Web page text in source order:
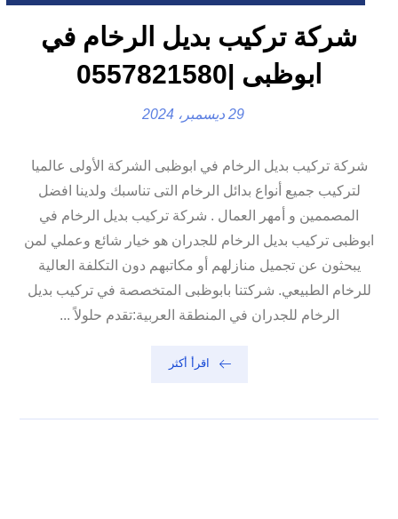
شركة تركيب بديل الرخام في
ابوظبى |0557821580
29 ديسمبر، 2024
شركة تركيب بديل الرخام في ابوظبى الشركة الأولى عالميا
لتركيب جميع أنواع بدائل الرخام التى تناسبك ولدينا افضل
المصممين و أمهر العمال . شركة تركيب بديل الرخام في
ابوظبى تركيب بديل الرخام للجدران هو خيار شائع وعملي لمن
يبحثون عن تجميل منازلهم أو مكاتبهم دون التكلفة العالية
للرخام الطبيعي. شركتنا بابوظبى المتخصصة في تركيب بديل
الرخام للجدران في المنطقة العربية:تقدم حلولاً ...
اقرأ أكثر